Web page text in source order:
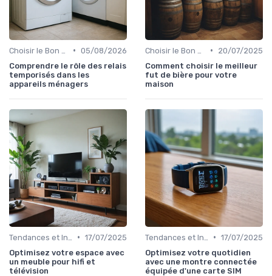
• 05/08/2026
Comprendre le rôle des relais
temporisés dans les
appareils ménagers
•
20/07/2025
Comment choisir le meilleur
fut de bière pour votre
maison
• 17/07/2025
Optimisez votre espace avec
un meuble pour hifi et
télévision
• 17/07/2025
Optimisez votre quotidien
avec une montre connectée
équipée d'une carte SIM